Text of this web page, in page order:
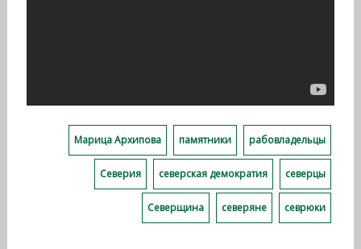
Марица Архипова памятники рабовладельцы
Северия северская демократия северцы
Северщина северяне севрюки